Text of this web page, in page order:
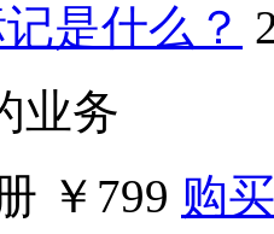
是什么？
业务
￥799 购买